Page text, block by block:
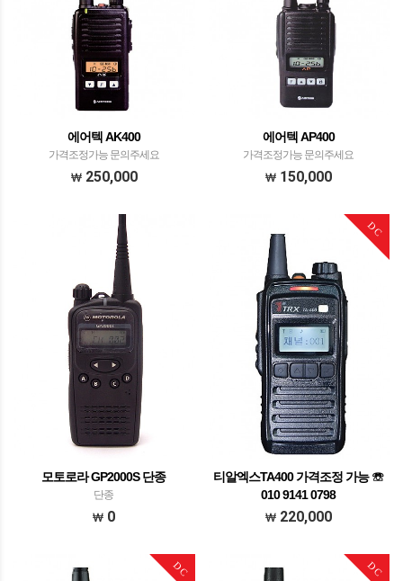
에어텍 AK400
가격조정가능 문의주세요
250,000
에어텍 AP400
가격조정가능 문의주세요
150,000
모토로라 GP2000S 단종
단종
0
DC
티알엑스TA400 가격조정 가능 ☏
010 9141 0798
가격조정가능 문의주세요
220,000
DC DC